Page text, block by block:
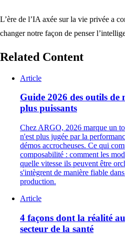
L’ère de l’IA axée sur la vie privée a
changer notre façon de penser
Related Content
Article
Guide 2026 des outils de
plus puissants
Chez ARGO, 2026 marque un
n'est plus jugée par la
démos accrocheuses. Ce qui
composabilité : comment les
quelle vitesse ils peuvent être
s'intègrent de manière fiable
production.
Article
4 façons dont la réalité
secteur de la santé